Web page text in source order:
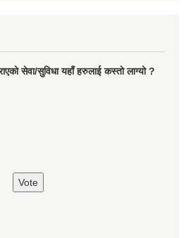
सेवा/सुविधा यहाँ हरुलाई कस्तो लाग्यो ?